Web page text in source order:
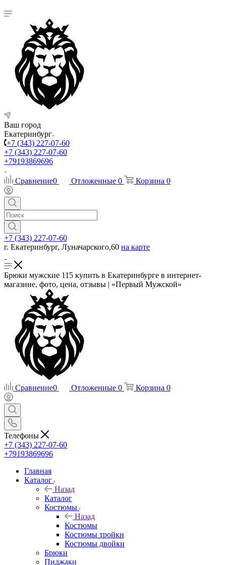
Ваш город
Екатеринбург
+7 (343) 227-07-60
+7 (343) 227-07-60
+79193869696
Сравнение0 Отложенные 0 Корзина 0
+7 (343) 227-07-60
г. Екатеринбург, Луначарского,60 на карте
Брюки мужские 115 купить в Екатеринбурге в интернет-
магазине, фото, цена, отзывы | «Первый Мужской»
Сравнение0 Отложенные 0 Корзина 0
Телефоны
+7 (343) 227-07-60
+79193869696
Главная
Каталог
Назад
Каталог
Костюмы
Назад
Костюмы
Костюмы тройки
Костюмы двойки
Брюки
Пиджаки